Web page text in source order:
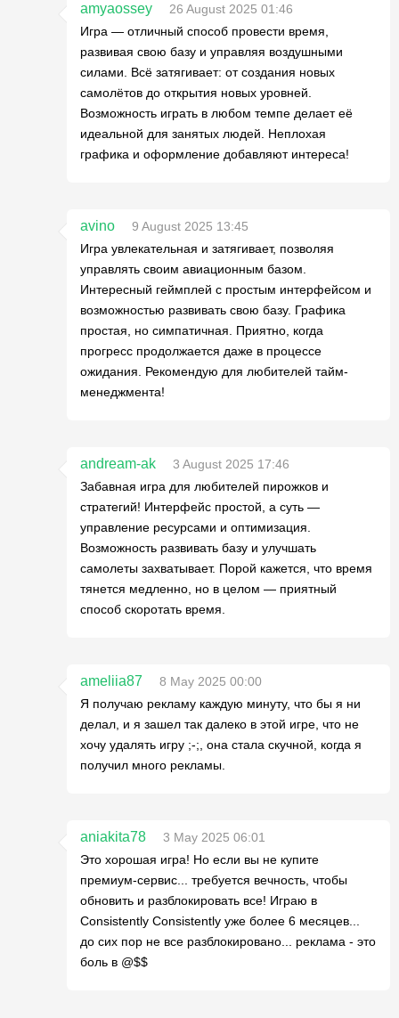
amyaossey
26 August 2025 01:46
Игра — отличный способ провести время,
развивая свою базу и управляя воздушными
силами. Всё затягивает: от создания новых
самолётов до открытия новых уровней.
Возможность играть в любом темпе делает её
идеальной для занятых людей. Неплохая
графика и оформление добавляют интереса!
avino
9 August 2025 13:45
Игра увлекательная и затягивает, позволяя
управлять своим авиационным базом.
Интересный геймплей с простым интерфейсом и
возможностью развивать свою базу. Графика
простая, но симпатичная. Приятно, когда
прогресс продолжается даже в процессе
ожидания. Рекомендую для любителей тайм-
менеджмента!
andream-ak
3 August 2025 17:46
Забавная игра для любителей пирожков и
стратегий! Интерфейс простой, а суть —
управление ресурсами и оптимизация.
Возможность развивать базу и улучшать
самолеты захватывает. Порой кажется, что время
тянется медленно, но в целом — приятный
способ скоротать время.
ameliia87
8 May 2025 00:00
Я получаю рекламу каждую минуту, что бы я ни
делал, и я зашел так далеко в этой игре, что не
хочу удалять игру ;-;, она стала скучной, когда я
получил много рекламы.
aniakita78
3 May 2025 06:01
Это хорошая игра! Но если вы не купите
премиум-сервис... требуется вечность, чтобы
обновить и разблокировать все! Играю в
Consistently Consistently уже более 6 месяцев...
до сих пор не все разблокировано... реклама - это
боль в @$$